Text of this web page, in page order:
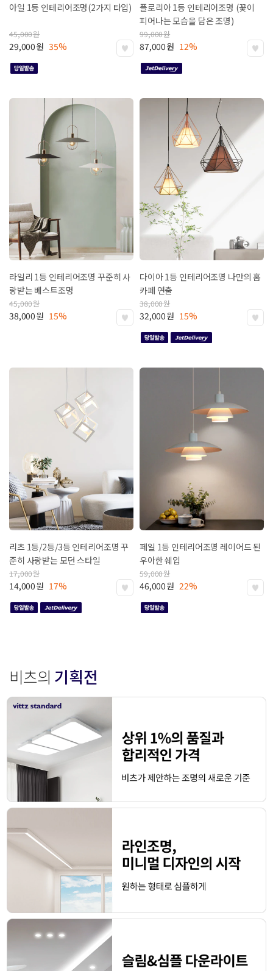
아일 1등 인테리어조명(2가지 타입)
45,000원
29,000원 35%
플로리아 1등 인테리어조명 (꽃이
피어나는 모습을 담은 조명)
99,000원
87,000원 12%
라일리 1등 인테리어조명꾸준히 사
랑받는 베스트조명
45,000원
38,000원 15%
다이아 1등 인테리어조명 나만의 홈
카페 연출
38,000원
32,000원 15%
리츠 1등/2등/3등 인테리어조명꾸
준히 사랑받는 모던 스타일
17,000원
14,000원 17%
페일 1등 인테리어조명 레이어드 된
우아한 쉐입
59,000원
46,000원 22%
비츠의 기획전